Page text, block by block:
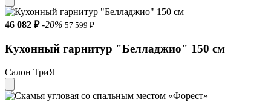
46 082 ₽ -20% 57 599 ₽
Кухонный гарнитур "Белладжио" 150 см
Салон ТриЯ